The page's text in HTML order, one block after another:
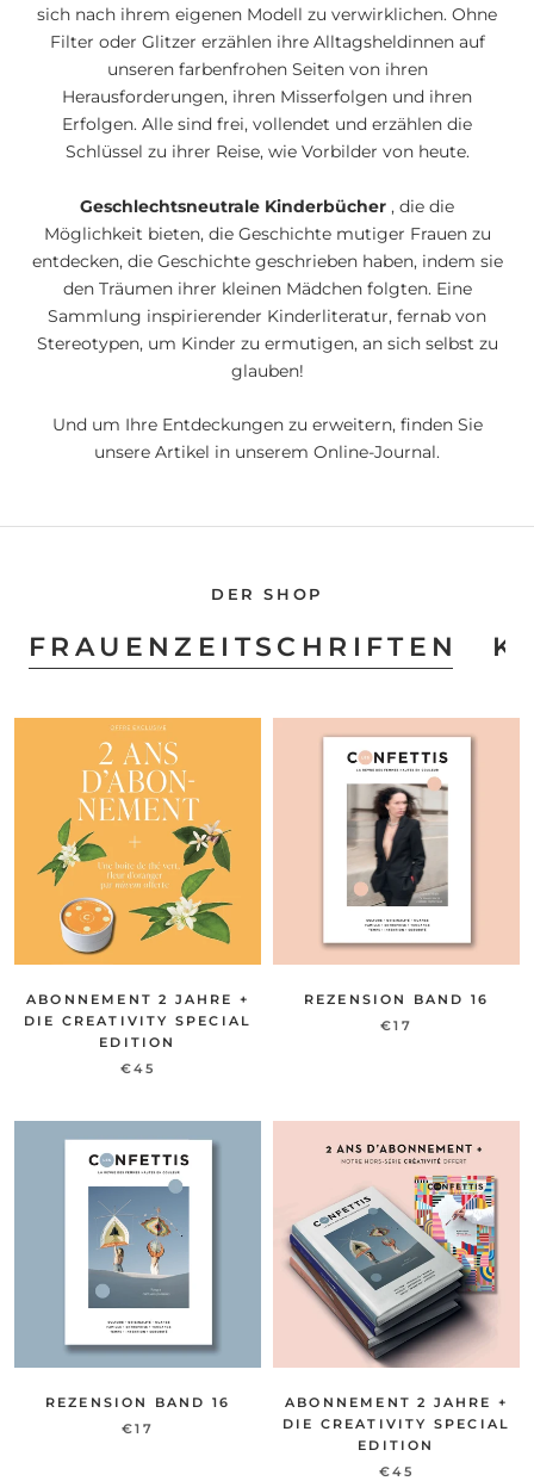
sich nach ihrem eigenen Modell zu verwirklichen. Ohne
Filter oder Glitzer erzählen ihre Alltagsheldinnen auf
unseren farbenfrohen Seiten von ihren
Herausforderungen, ihren Misserfolgen und ihren
Erfolgen. Alle sind frei, vollendet und erzählen die
Schlüssel zu ihrer Reise, wie Vorbilder von heute.
Geschlechtsneutrale Kinderbücher , die die
Möglichkeit bieten, die Geschichte mutiger Frauen zu
entdecken, die Geschichte geschrieben haben, indem sie
den Träumen ihrer kleinen Mädchen folgten. Eine
Sammlung inspirierender Kinderliteratur, fernab von
Stereotypen, um Kinder zu ermutigen, an sich selbst zu
glauben!
Und um Ihre Entdeckungen zu erweitern, finden Sie
unsere Artikel in unserem Online-Journal.
DER SHOP
FRAUENZEITSCHRIFTEN
ABONNEMENT 2 JAHRE +
DIE CREATIVITY SPECIAL
EDITION
€45
REZENSION BAND 16
€17
REZENSION BAND 16
€17
ABONNEMENT 2 JAHRE +
DIE CREATIVITY SPECIAL
EDITION
€45